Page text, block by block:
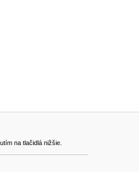
na tlačidlá nižšie.